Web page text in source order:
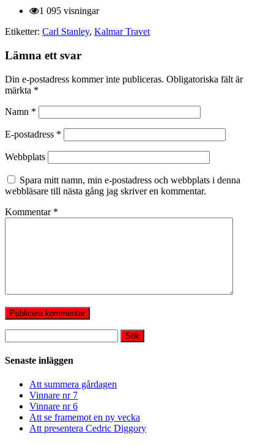
1 095 visningar
Etiketter: Carl Stanley, Kalmar Travet
Lämna ett svar
Din e-postadress kommer inte publiceras. Obligatoriska fält är
märkta *
Namn *
E-postadress *
Webbplats
Spara mitt namn, min e-postadress och webbplats i denna
webbläsare till nästa gång jag skriver en kommentar.
Kommentar *
efter:
Senaste inläggen
Att summera gårdagen
Vinnare nr 7
Vinnare nr 6
Att se framemot en ny vecka
Att presentera Cedric Diggory